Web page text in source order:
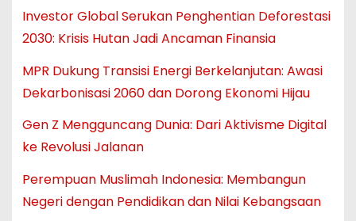
Investor Global Serukan Penghentian Deforestasi
2030: Krisis Hutan Jadi Ancaman Finansia
MPR Dukung Transisi Energi Berkelanjutan: Awasi
Dekarbonisasi 2060 dan Dorong Ekonomi Hijau
Gen Z Mengguncang Dunia: Dari Aktivisme Digital
ke Revolusi Jalanan
Perempuan Muslimah Indonesia: Membangun
Negeri dengan Pendidikan dan Nilai Kebangsaan